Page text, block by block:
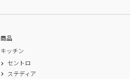
商品
キッチン
セントロ
ステディア